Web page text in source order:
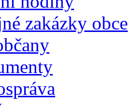
zakázky obce